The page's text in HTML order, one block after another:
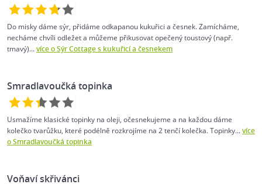
Do misky dáme sýr, přidáme odkapanou kukuřici a česnek. Zamícháme,
necháme chvíli odležet a můžeme přikusovat opečený toustový (např.
tmavý)...více o Sýr Cottage s kukuřicí a česnekem
Smradlavoučká topinka
Usmažíme klasické topinky na oleji, očesnekujeme a na každou dáme
kolečko tvarůžku, které podélně rozkrojíme na 2 tenčí kolečka. Topinky...více
o Smradlavoučká topinka
Voňaví skřivánci